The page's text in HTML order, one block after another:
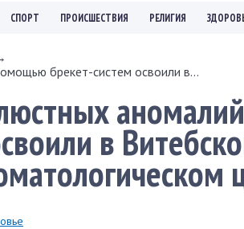
СПОРТ ПРОИСШЕСТВИЯ РЕЛИГИЯ
брекет-систем освоили в...
в